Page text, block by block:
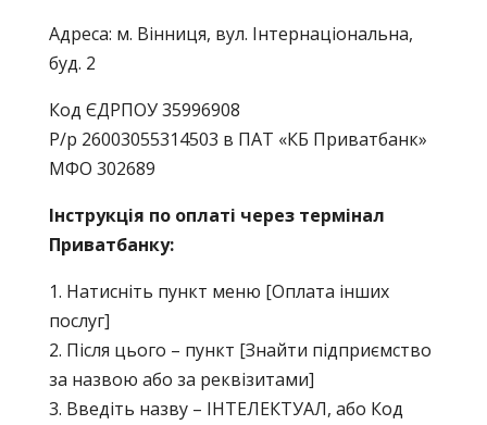
Адреса: м. Вінниця, вул. Інтернаціональна,
буд. 2
Код ЄДРПОУ 35996908
Р/р 26003055314503 в ПАТ «КБ Приватбанк»
МФО 302689
Інструкція по оплаті через термінал
Приватбанку:
1. Натисніть пункт меню [Оплата інших
послуг]
2. Після цього – пункт [Знайти підприємство
за назвою або за реквізитами]
3. Введіть назву – ІНТЕЛЕКТУАЛ, або Код